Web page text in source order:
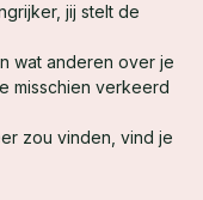
jij stelt de
wat anderen over je
misschien verkeerd
zou vinden, vind je